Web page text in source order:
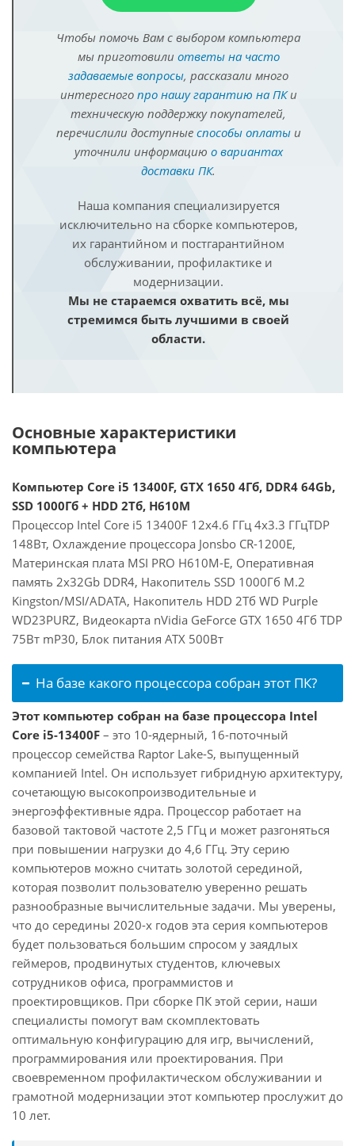
Чтобы помочь Вам с выбором компьютера
мы приготовили ответы на часто
задаваемые вопросы, рассказали много
интересного про нашу гарантию на ПКи
техническую поддержку покупателей,
перечислили доступные способы оплатыи
уточнили информацию о вариантах
доставки ПК.
Наша компания специализируется
исключительно на сборке компьютеров,
их гарантийном и постгарантийном
обслуживании, профилактике и
модернизации.
Мы не стараемся охватить всё, мы
стремимся быть лучшими в своей
области.
Основные характеристики
компьютера
Компьютер Core i5 13400F, GTX 1650 4Гб, DDR4 64Gb,
SSD 1000Гб + HDD 2Тб, H610M
Процессор Intel Core i5 13400F 12x4.6 ГГц 4x3.3 ГГцTDP
148Вт, Охлаждение процессора Jonsbo CR-1200E,
Материнская плата MSI PRO H610M-E, Оперативная
память 2x32Gb DDR4, Накопитель SSD 1000Гб M.2
Kingston/MSI/ADATA, Накопитель HDD 2Тб WD Purple
WD23PURZ, Видеокарта nVidia GeForce GTX 1650 4Гб TDP
75Вт mP30, Блок питания ATX 500Вт
На базе какого процессора собран этот ПК?
Этот компьютер собран на базе процессора Intel
Core i5-13400F – это 10-ядерный, 16-поточный
процессор семейства Raptor Lake-S, выпущенный
компанией Intel. Он использует гибридную архитектуру,
сочетающую высокопроизводительные и
энергоэффективные ядра. Процессор работает на
базовой тактовой частоте 2,5 ГГц и может разгоняться
при повышении нагрузки до 4,6 ГГц. Эту серию
компьютеров можно считать золотой серединой,
которая позволит пользователю уверенно решать
разнообразные вычислительные задачи. Мы уверены,
что до середины 2020-х годов эта серия компьютеров
будет пользоваться большим спросом у заядлых
геймеров, продвинутых студентов, ключевых
сотрудников офиса, программистов и
проектировщиков. При сборке ПК этой серии, наши
специалисты помогут вам скомплектовать
оптимальную конфигурацию для игр, вычислений,
программирования или проектирования. При
своевременном профилактическом обслуживании и
грамотной модернизации этот компьютер прослужит до
10 лет.